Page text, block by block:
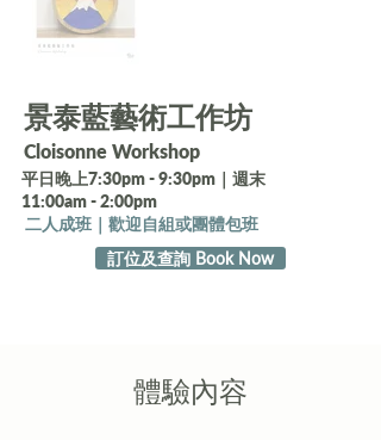
景泰藍藝術工作坊
Cloisonne Workshop
平日晚上7:30pm - 9:30pm｜週末
11:00am - 2:00pm
二人成班｜歡迎自組或團體包班
訂位及查詢 Book Now
​體驗內容